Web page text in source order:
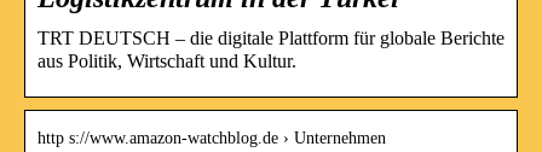
TRT DEUTSCH – die digitale Plattform für globale Berichte
aus Politik, Wirtschaft und Kultur.
http s://www.amazon-watchblog.de › Unternehmen